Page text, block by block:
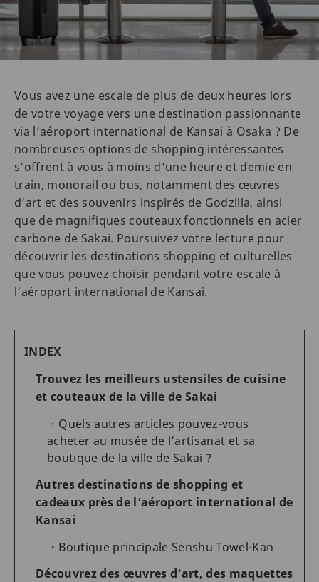
Vous avez une escale de plus de deux heures lors
de votre voyage vers une destination passionnante
via l’aéroport international de Kansai à Osaka ? De
nombreuses options de shopping intéressantes
s’offrent à vous à moins d’une heure et demie en
train, monorail ou bus, notamment des œuvres
d’art et des souvenirs inspirés de Godzilla, ainsi
que de magnifiques couteaux fonctionnels en acier
carbone de Sakai. Poursuivez votre lecture pour
découvrir les destinations shopping et culturelles
que vous pouvez choisir pendant votre escale à
l’aéroport international de Kansai.
INDEX
Trouvez les meilleurs ustensiles de cuisine
et couteaux de la ville de Sakai
Quels autres articles pouvez-vous
acheter au musée de l’artisanat et sa
boutique de la ville de Sakai ?
Autres destinations de shopping et
cadeaux près de l’aéroport international de
Kansai
Boutique principale Senshu Towel-Kan
Découvrez des œuvres d’art, des maquettes